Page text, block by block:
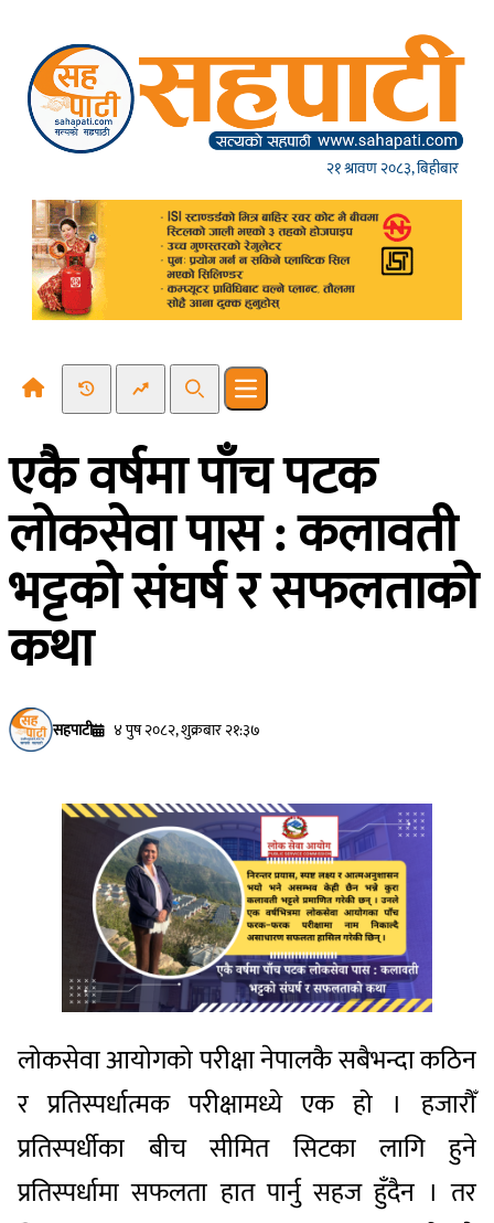
२१ श्रावण २०८३, बिहीबार
Recent NewsTrending News
SearchOpen main menu
एकै वर्षमा पाँच पटक
लोकसेवा पास : कलावती
भट्टको संघर्ष र सफलताको
कथा
सहपाटी ४ पुष २०८२, शुक्रबार २१:३७
लोकसेवा आयोगको परीक्षा नेपालकै सबैभन्दा कठिन
र प्रतिस्पर्धात्मक परीक्षामध्ये एक हो । हजारौँ
प्रतिस्पर्धीका बीच सीमित सिटका लागि हुने
प्रतिस्पर्धामा सफलता हात पार्नु सहज हुँदैन । तर